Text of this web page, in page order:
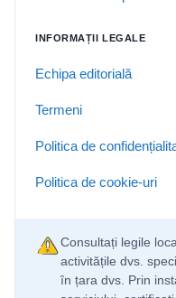
INFORMAȚII LEGALE
Echipa editorială
Termeni
Politica de
Politica de cookie-uri
Consultați legile
activitățile dvs.
în țara dvs. Prin